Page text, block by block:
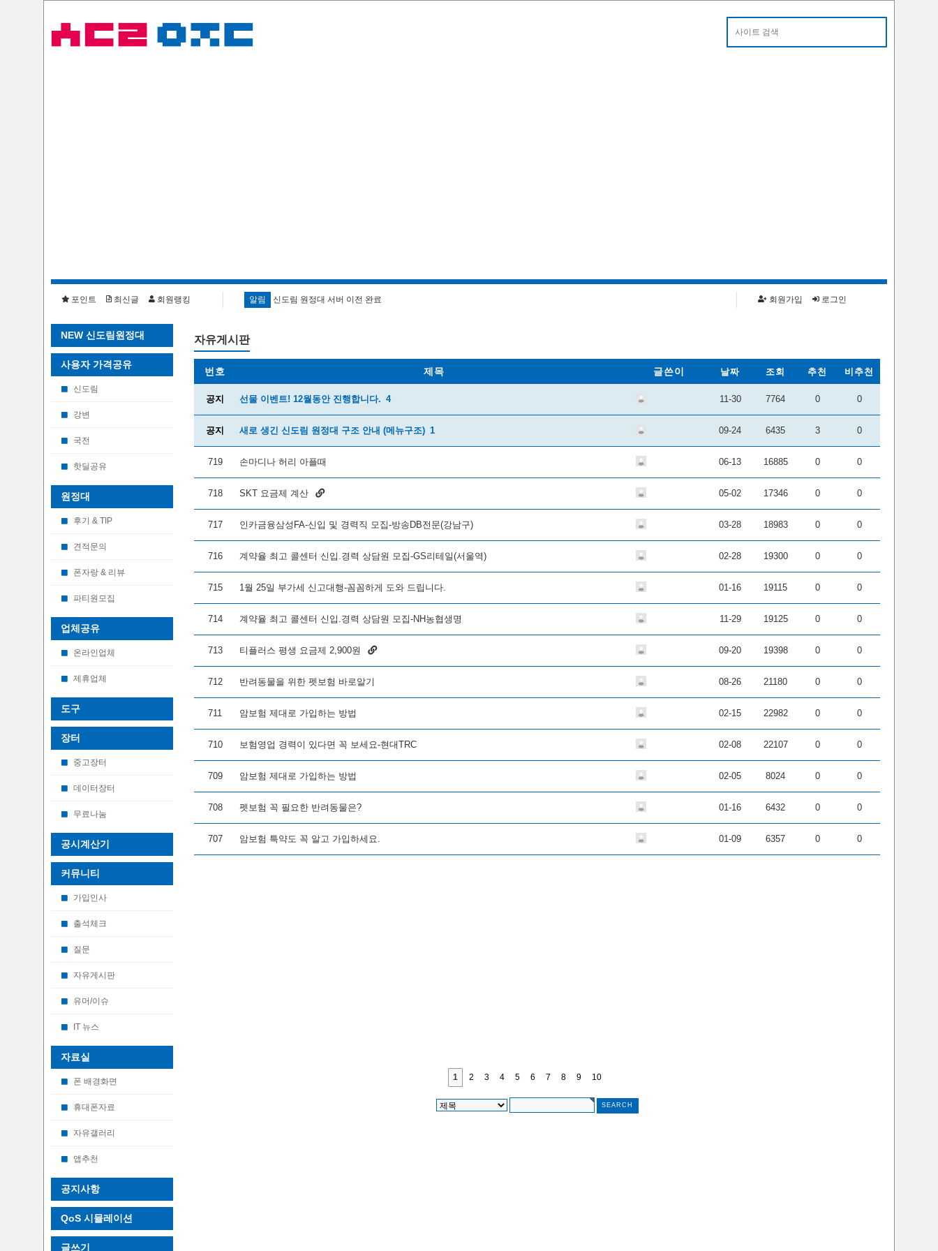
포인트 최신글 회원랭킹 알림 신도림 원정대 서버 이전 완료 카톡으로 대란 알림 받으세요!
회원가입 로그인
NEW 신도림원정대
사용자 가격공유
신도림
강변
국전
핫딜공유
원정대
후기 & TIP
견적문의
폰자랑 & 리뷰
파티원모집
업체공유
온라인업체
제휴업체
도구
장터
중고장터
데이터장터
무료나눔
공시계산기
커뮤니티
가입인사
출석체크
질문
자유게시판
유머/이슈
IT 뉴스
자료실
폰 배경화면
휴대폰자료
자유갤러리
앱추천
공지사항
QoS 시뮬레이션
글쓰기
자유게시판
번호 제목 글쓴이 날짜 조회 추천 비추천
공지 선물 이벤트! 12월동안 진행합니다. 4 11-30 7764 0 0
공지 새로 생긴 신도림 원정대 구조 안내 (메뉴구조) 1 09-24 6435 3 0
719 손마디나 허리 아플때 06-13 16885 0 0
718 SKT 요금제 계산 05-02 17346 0 0
717 인카금융삼성FA-신입 및 경력직 모집-방송DB전문(강남구) 03-28 18983 0 0
716 계약율 최고 콜센터 신입.경력 상담원 모집-GS리테일(서울역) 02-28 19300 0 0
715 1월 25일 부가세 신고대행-꼼꼼하게 도와 드립니다. 01-16 19115 0 0
714 계약율 최고 콜센터 신입.경력 상담원 모집-NH농협생명 11-29 19125 0 0
713 티플러스 평생 요금제 2,900원 09-20 19398 0 0
712 반려동물을 위한 펫보험 바로알기 08-26 21180 0 0
711 암보험 제대로 가입하는 방법 02-15 22982 0 0
710 보험영업 경력이 있다면 꼭 보세요-현대TRC 02-08 22107 0 0
709 암보험 제대로 가입하는 방법 02-05 8024 0 0
708 펫보험 꼭 필요한 반려동물은? 01-16 6432 0 0
707 암보험 특약도 꼭 알고 가입하세요. 01-09 6357 0 0
1 2 3 4 5 6 7 8 9 10